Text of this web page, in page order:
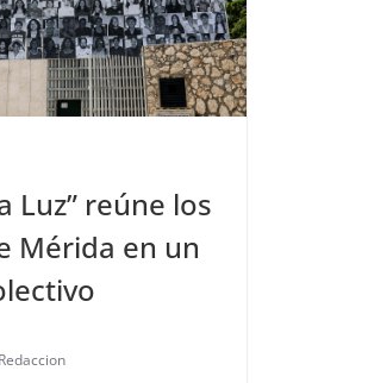
Luz” reúne los
Mérida en un
Redaccion